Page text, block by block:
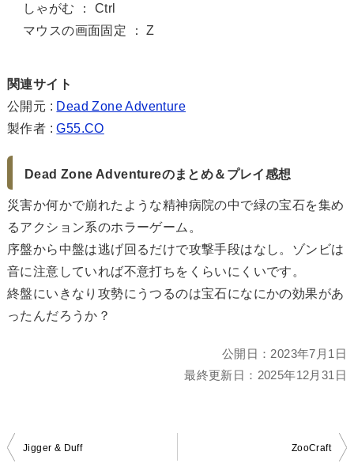
しゃがむ ： Ctrl
マウスの画面固定 ： Z
関連サイト
公開元 : Dead Zone Adventure
製作者 :G55.CO
Dead Zone Adventureのまとめ＆プレイ感想
災害か何かで崩れたような精神病院の中で緑の宝石を集め
るアクション系のホラーゲーム。
序盤から中盤は逃げ回るだけで攻撃手段はなし。ゾンビは
音に注意していれば不意打ちをくらいにくいです。
終盤にいきなり攻勢にうつるのは宝石になにかの効果があ
ったんだろうか？
公開日： 2023年7月1日
最終更新日： 2025年12月31日
投
Jigger & Duff
ZooCraft